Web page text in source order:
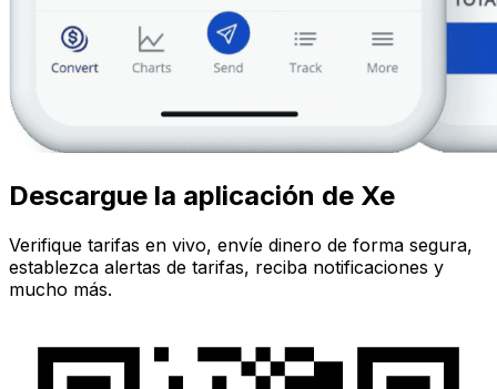
Descargue la aplicación de Xe
Verifique tarifas en vivo, envíe dinero de forma segura,
establezca alertas de tarifas, reciba notificaciones y
mucho más.